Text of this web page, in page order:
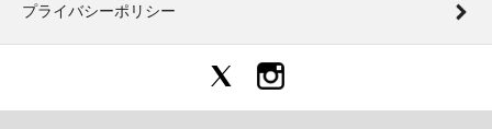
プライバシーポリシー